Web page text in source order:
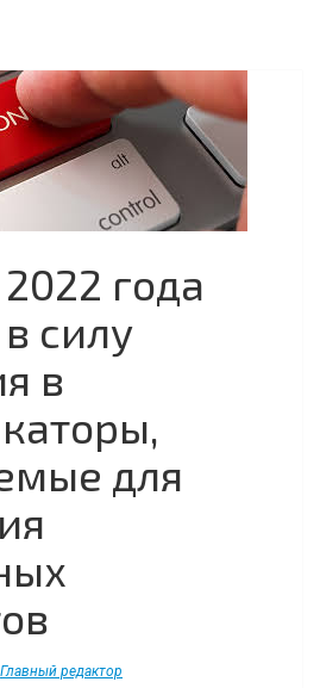
года
силу
в
для
Главный редактор